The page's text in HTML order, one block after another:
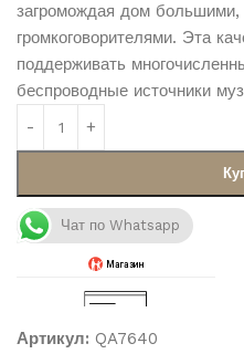
загромождая дом
громкоговорителями. Эта
поддерживать
беспроводные источники
Чат по Whatsapp
Артикул: QA7640